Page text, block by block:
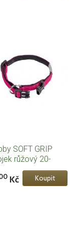
SOFT GRIP
růžový 20-
/ 10mm
Kč